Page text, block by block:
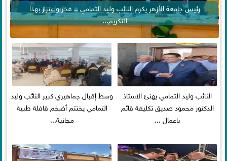
رئيس جامعة الأزهر يكرم النائب وليد التمامي .. فخر واعتزاز بهذا
التكريم...
النائب وليد التمامي يهنئ الاستاذ
الدكتور محمود صديق تكليفة قائم
باعمال ...
وسط إقبال جماهيري كبير النائب وليد
التمامي يختتم أضخم قافلة طبية
مجانية...